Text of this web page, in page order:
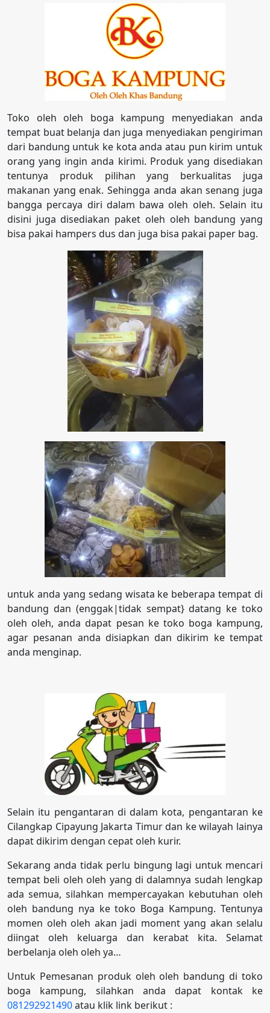
Toko oleh oleh boga kampung menyediakan anda
tempat buat belanja dan juga menyediakan pengiriman
dari bandung untuk ke kota anda atau pun kirim untuk
orang yang ingin anda kirimi. Produk yang disediakan
tentunya produk pilihan yang berkualitas juga
makanan yang enak. Sehingga anda akan senang juga
bangga percaya diri dalam bawa oleh oleh. Selain itu
disini juga disediakan paket oleh oleh bandung yang
bisa pakai hampers dus dan juga bisa pakai paper bag.
untuk anda yang sedang wisata ke beberapa tempat di
bandung dan (enggak|tidak sempat} datang ke toko
oleh oleh, anda dapat pesan ke toko boga kampung,
agar pesanan anda disiapkan dan dikirim ke tempat
anda menginap.
Selain itu pengantaran di dalam kota, pengantaran ke
Cilangkap Cipayung Jakarta Timur dan ke wilayah lainya
dapat dikirim dengan cepat oleh kurir.
Sekarang anda tidak perlu bingung lagi untuk mencari
tempat beli oleh oleh yang di dalamnya sudah lengkap
ada semua, silahkan mempercayakan kebutuhan oleh
oleh bandung nya ke toko Boga Kampung. Tentunya
momen oleh oleh akan jadi moment yang akan selalu
diingat oleh keluarga dan kerabat kita. Selamat
berbelanja oleh oleh ya…
Untuk Pemesanan produk oleh oleh bandung di toko
boga kampung, silahkan anda dapat kontak ke
081292921490atau klik link berikut :